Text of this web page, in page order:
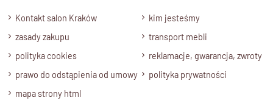
zmontowany
Kontakt salon Kraków
kim jesteśmy
zasady zakupu
transport mebli
polityka cookies
reklamacje, gwarancja, zwroty
prawo do odstąpienia od umowy
polityka prywatności
mapa strony html